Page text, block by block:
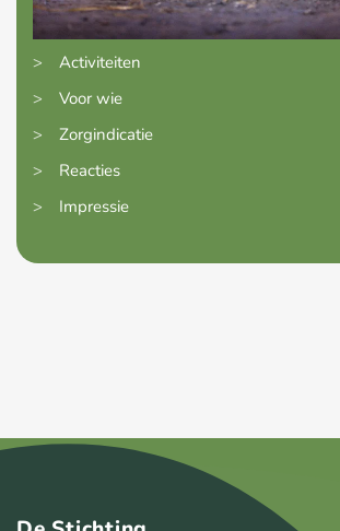
>
Activiteiten
>
Voor wie
>
Zorgindicatie
>
Reacties
>
Impressie